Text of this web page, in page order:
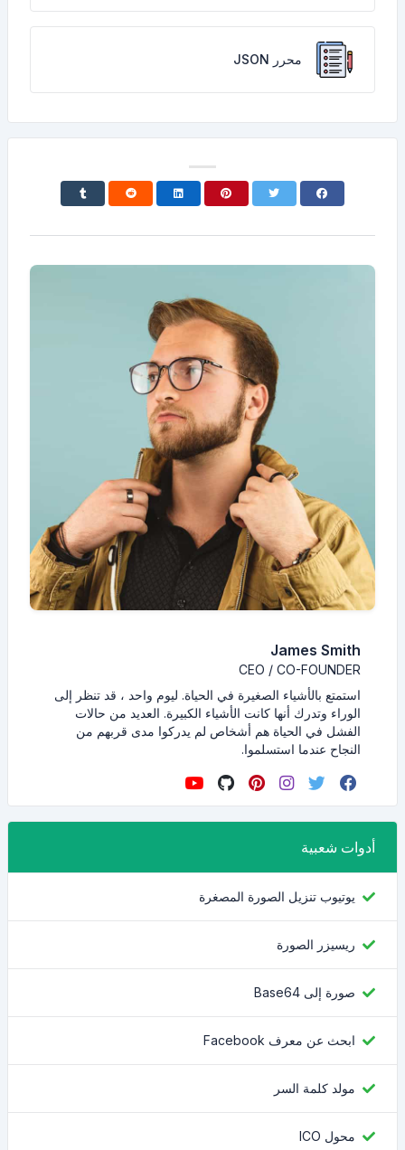
محرر JSON
James Smith
CEO / CO-FOUNDER
استمتع بالأشياء الصغيرة في الحياة. ليوم واحد ، قد تنظر إلى
الوراء وتدرك أنها كانت الأشياء الكبيرة. العديد من حالات
الفشل في الحياة هم أشخاص لم يدركوا مدى قربهم من
النجاح عندما استسلموا.
أدوات شعبية
يوتيوب تنزيل الصورة المصغرة
ريسيزر الصورة
صورة إلى Base64
ابحث عن معرف Facebook
مولد كلمة السر
محول ICO